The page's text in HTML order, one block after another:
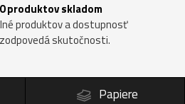
produktov skladom
produktov a dostupnosť
skutočnosti.
Papiere